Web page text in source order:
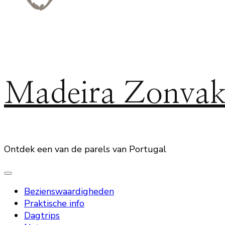
Madeira
Ontdek een van de parels van Portugal
Bezienswaardigheden
Praktische info
Dagtrips